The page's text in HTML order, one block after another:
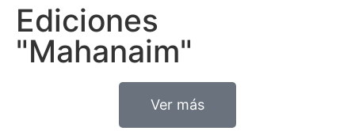
Ediciones
"Mahanaim"
Ver más